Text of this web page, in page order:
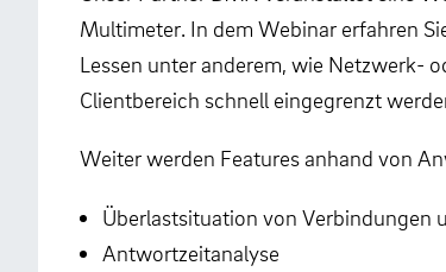
Multimeter. In dem Webinar erfahren
Lessen unter anderem, wie Netzwerk-
Clientbereich schnell eingegrenzt
Weiter werden Features anhand von
Überlastsituation von Verbindungen
Antwortzeitanalyse